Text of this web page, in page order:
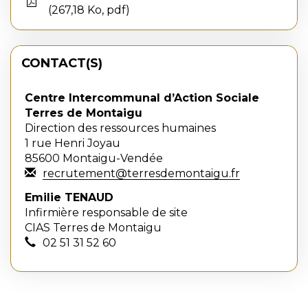
267,18 Ko, pdf
CONTACT(S)
Centre Intercommunal d’Action Sociale
Terres de Montaigu
Direction des ressources humaines
1 rue Henri Joyau
85600 Montaigu-Vendée
recrutement@terresdemontaigu.fr
Emilie TENAUD
Infirmière responsable de site
CIAS Terres de Montaigu
02 51 31 52 60